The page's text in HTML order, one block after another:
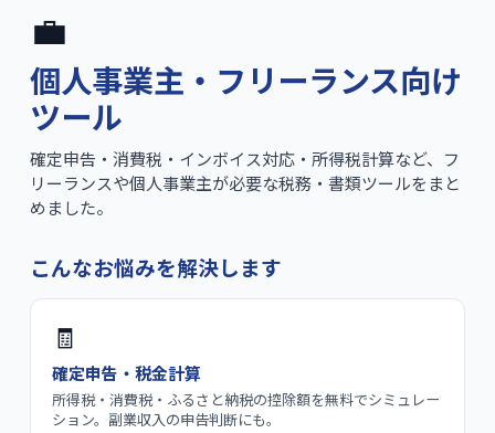
💼
個人事業主・フリーランス向け
ツール
確定申告・消費税・インボイス対応・所得税計算など、フ
リーランスや個人事業主が必要な税務・書類ツールをまと
めました。
こんなお悩みを解決します
🧾
確定申告・税金計算
所得税・消費税・ふるさと納税の控除額を無料でシミュレー
ション。副業収入の申告判断にも。